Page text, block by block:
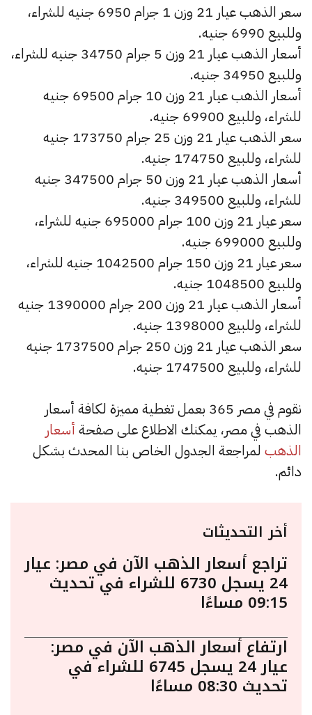
سعر الذهب عيار 21 وزن 1 جرام 6950 جنيه للشراء،
وللبيع 6990 جنيه.
أسعار الذهب عيار 21 وزن 5 جرام 34750 جنيه للشراء،
وللبيع 34950 جنيه.
أسعار الذهب عيار 21 وزن 10 جرام 69500 جنيه
للشراء، وللبيع 69900 جنيه.
سعر الذهب عيار 21 وزن 25 جرام 173750 جنيه
للشراء، وللبيع 174750 جنيه.
أسعار الذهب عيار 21 وزن 50 جرام 347500 جنيه
للشراء، وللبيع 349500 جنيه.
سعر عيار 21 وزن 100 جرام 695000 جنيه للشراء،
وللبيع 699000 جنيه.
سعر عيار 21 وزن 150 جرام 1042500 جنيه للشراء،
وللبيع 1048500 جنيه.
أسعار الذهب عيار 21 وزن 200 جرام 1390000 جنيه
للشراء، وللبيع 1398000 جنيه.
سعر الذهب عيار 21 وزن 250 جرام 1737500 جنيه
للشراء، وللبيع 1747500 جنيه.
نقوم في مصر 365 بعمل تغطية مميزة لكافة أسعار
الذهب في مصر، يمكنك الاطلاع على صفحة أسعار
الذهب لمراجعة الجدول الخاص بنا المحدث بشكل
دائم.
أخر التحديثات
تراجع أسعار الذهب الآن في مصر: عيار
24 يسجل 6730 للشراء في تحديث
09:15 مساءًا
ارتفاع أسعار الذهب الآن في مصر:
عيار 24 يسجل 6745 للشراء في
تحديث 08:30 مساءًا